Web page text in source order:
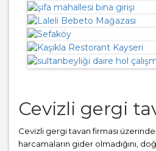
Cevizli gergi
Cevizli gergi tavan firması
harcamaların gider olmadığını,